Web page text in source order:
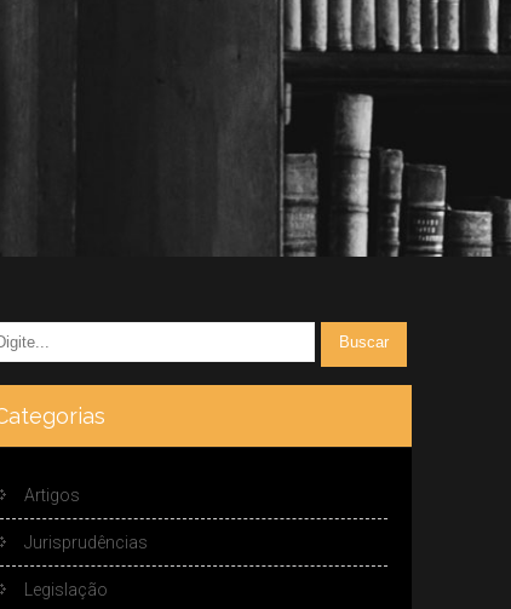
Artigos
Jurisprudências
Legislação